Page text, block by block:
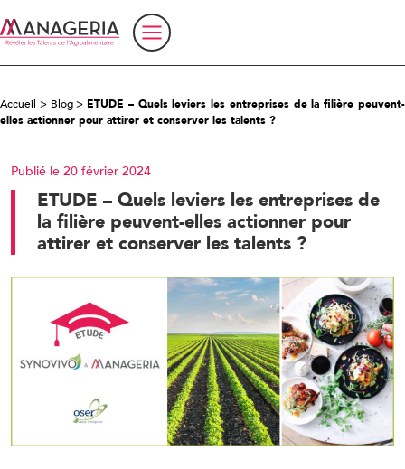
Accueil > Blog> ETUDE – Quels leviers les entreprises de la filière peuvent-
elles actionner pour attirer et conserver les talents ?
Publié le 20 février 2024
ETUDE – Quels leviers les entreprises de
la filière peuvent-elles actionner pour
attirer et conserver les talents ?